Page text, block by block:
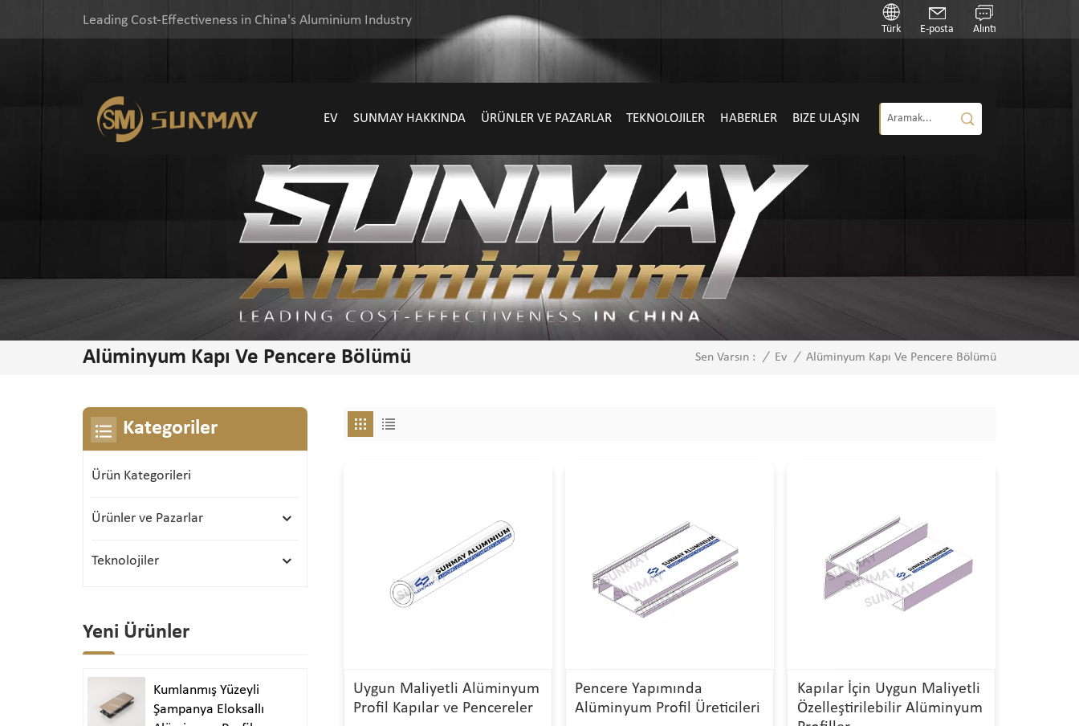
Leading Cost-Effectiveness in China's Aluminium Industry
Türk E-posta Alıntı
EV SUNMAY HAKKINDA ÜRÜNLER VE PAZARLAR TEKNOLOJILER HABERLER BIZE ULAŞIN
Alüminyum Kapı Ve Pencere Bölümü Sen Varsın : / Ev / Alüminyum Kapı Ve Pencere Bölümü
Uygun Maliyetli Alüminyum
Profil Kapılar ve Pencereler
Pencere Yapımında
Alüminyum Profil Üreticileri
Kapılar İçin Uygun Maliyetli
Özelleştirilebilir Alüminyum
Kategoriler
Ürün Kategorileri
Ürünler ve Pazarlar
Teknolojiler
Yeni Ürünler
Kumlanmış Yüzeyli
Şampanya Eloksallı